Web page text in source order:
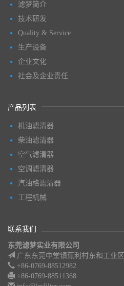
滤梦简介
技术研发
Quality & Service
生产设备
企业文化
社会及企业责任
产品列表
机油滤清器
柴油滤清器
空气滤清器
空调滤清器
汽油格滤清器
工程机械
联系我们
东莞滤梦实业有限公司
广东东莞中堂镇蕉利村东和工业区
+86-0769-88512982
+86-0769-88511368